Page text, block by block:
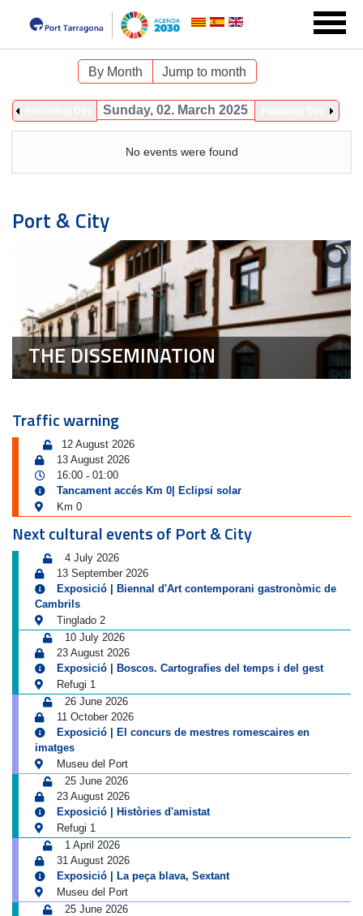
By Month Jump to month
Sunday, 02. March 2025
No events were found
Port & City
THE DISSEMINATION
Traffic warning
12 August 2026
13 August 2026
16:00 - 01:00
Tancament accés Km 0| Eclipsi solar
Km 0
Next cultural events of Port & City
4 July 2026
13 September 2026
Exposició | Biennal d'Art contemporani gastronòmic de
Cambrils
Tinglado 2
10 July 2026
23 August 2026
Exposició | Boscos. Cartografies del temps i del gest
Refugi 1
26 June 2026
11 October 2026
Exposició | El concurs de mestres romescaires en
imatges
Museu del Port
25 June 2026
23 August 2026
Exposició | Històries d'amistat
Refugi 1
1 April 2026
31 August 2026
Exposició | La peça blava, Sextant
Museu del Port
25 June 2026